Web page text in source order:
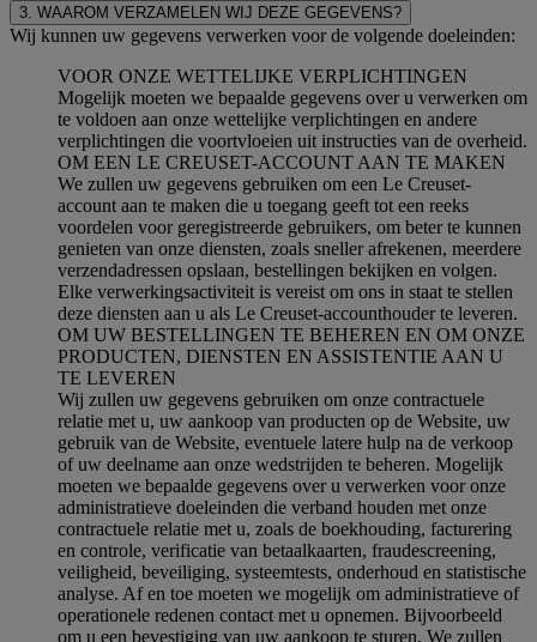
3. WAAROM VERZAMELEN WIJ DEZE GEGEVENS?
Wij kunnen uw gegevens verwerken voor de volgende doeleinden:
VOOR ONZE WETTELIJKE VERPLICHTINGEN
Mogelijk moeten we bepaalde gegevens over u verwerken om
te voldoen aan onze wettelijke verplichtingen en andere
verplichtingen die voortvloeien uit instructies van de overheid.
OM EEN LE CREUSET-ACCOUNT AAN TE MAKEN
We zullen uw gegevens gebruiken om een Le Creuset-
account aan te maken die u toegang geeft tot een reeks
voordelen voor geregistreerde gebruikers, om beter te kunnen
genieten van onze diensten, zoals sneller afrekenen, meerdere
verzendadressen opslaan, bestellingen bekijken en volgen.
Elke verwerkingsactiviteit is vereist om ons in staat te stellen
deze diensten aan u als Le Creuset-accounthouder te leveren.
OM UW BESTELLINGEN TE BEHEREN EN OM ONZE
PRODUCTEN, DIENSTEN EN ASSISTENTIE AAN U
TE LEVEREN
Wij zullen uw gegevens gebruiken om onze contractuele
relatie met u, uw aankoop van producten op de Website, uw
gebruik van de Website, eventuele latere hulp na de verkoop
of uw deelname aan onze wedstrijden te beheren. Mogelijk
moeten we bepaalde gegevens over u verwerken voor onze
administratieve doeleinden die verband houden met onze
contractuele relatie met u, zoals de boekhouding, facturering
en controle, verificatie van betaalkaarten, fraudescreening,
veiligheid, beveiliging, systeemtests, onderhoud en statistische
analyse. Af en toe moeten we mogelijk om administratieve of
operationele redenen contact met u opnemen. Bijvoorbeeld
om u een bevestiging van uw aankoop te sturen. We zullen